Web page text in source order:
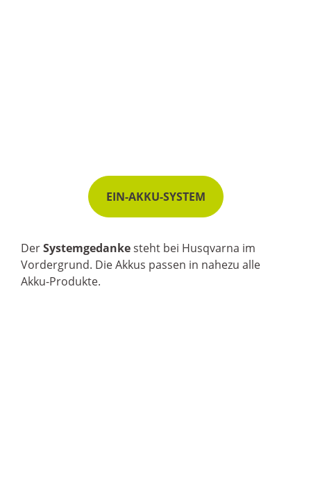
EIN-AKKU-SYSTEM
DerSystemgedankesteht bei Husqvarna im
Vordergrund. Die Akkus passen in nahezu alle
Akku-Produkte.